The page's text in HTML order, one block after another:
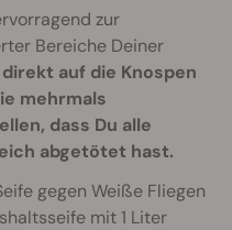
zur
Bereiche Deiner
auf die Knospen
mehrmals
dass Du alle
abgetötet hast.
gegen Weiße Fliegen
mit 1 Liter